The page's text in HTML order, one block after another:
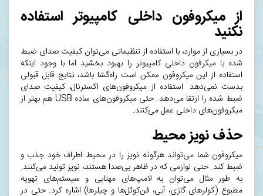
از میکروفون داخلی کامپیوتر استفاده
نکنید
در بسیاری از موارد، با استفاده از تنظیماتی می‌توانکیفیت صدای ضبط
شده با میکرفون داخلی کامپیوتر را بهبود بخشید اما با وجود اینکه
استفاده از اینمیکروفون ممکن است راه‌گشا باشد، نتایج قابل قبولی
بدست نمی‌دهد. استفاده از میکروفون‌های اکسترنال، کیفیت صدای
ضبط شده را ارتقا می‌دهد. حتی میکروفون‌های ساده USB هم بهتر از
میکروفون‌های داخلی عمل می‌کنند.
حذف نویز محیط
میکروفون شما می‌تواند هرگونه نویز را در محیط اطراف خود جذب و
ضبط کند. حتی لوازمی که در ظاهر بی‌صدا هستند، نویز تولید می‌کنند.
به طور مثال می‌توان به لامپ‌های مهتابی و سیستم‌های تهویه
مطبوع (کولرهای گازی، آبی، فن‌کوئل‌ها و چیلرها) اشاره کرد. حتی در